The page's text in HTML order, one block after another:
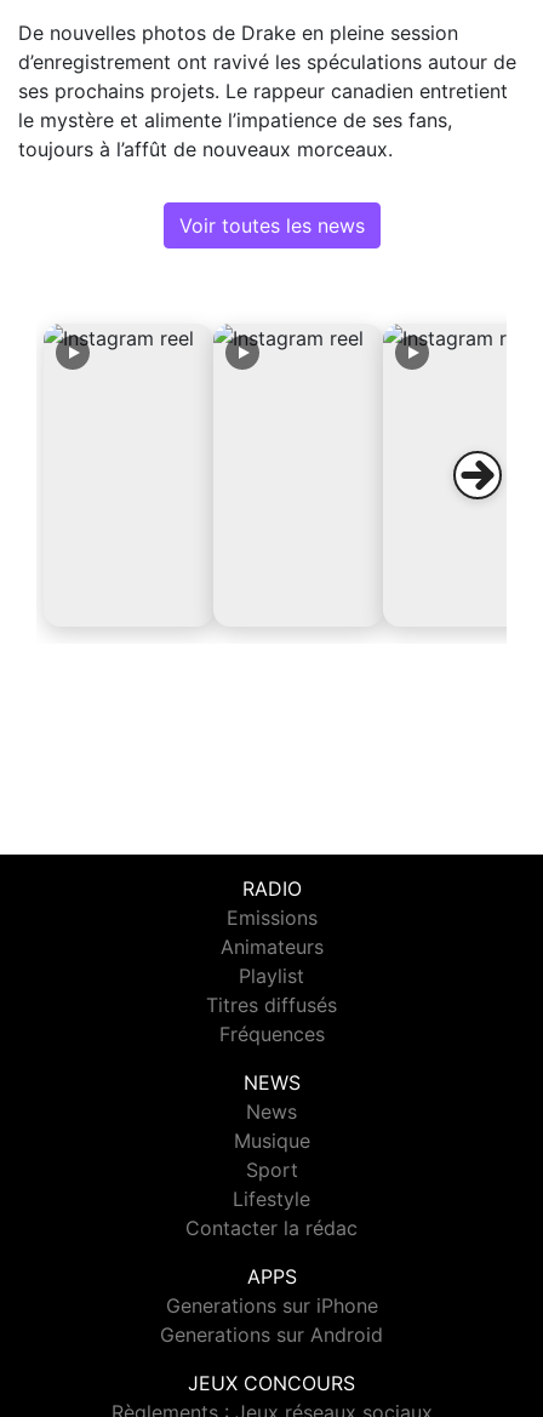
De nouvelles photos de Drake en pleine session
d’enregistrement ont ravivé les spéculations autour de
ses prochains projets. Le rappeur canadien entretient
le mystère et alimente l’impatience de ses fans,
toujours à l’affût de nouveaux morceaux.
Voir toutes les news
RADIO
Emissions
Animateurs
Playlist
Titres diffusés
Fréquences
NEWS
News
Musique
Sport
Lifestyle
Contacter la rédac
APPS
Generations sur iPhone
Generations sur Android
JEUX CONCOURS